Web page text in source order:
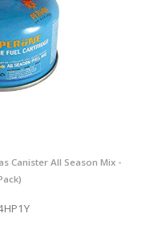
Canister All Season Mix -